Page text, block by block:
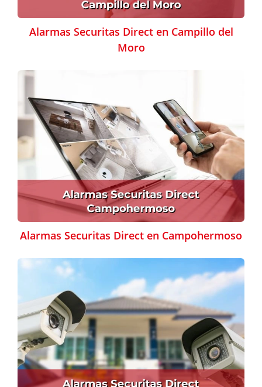
Alarmas Securitas Direct en Campillo del
Moro
Alarmas Securitas Direct en Campohermoso